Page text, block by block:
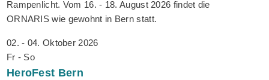
Rampenlicht. Vom 16. - 18. August 2026 findet die
ORNARIS wie gewohnt in Bern statt.
02. - 04. Oktober 2026
Fr - So
HeroFest Bern